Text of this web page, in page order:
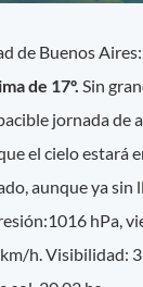
de Buenos
de 17º. Sin
jornada de
el cielo estará
aunque ya sin
hPa,
h. Visibilidad: